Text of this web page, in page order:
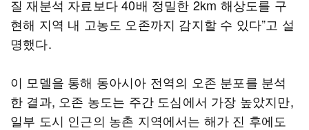
질 재분석 자료보다 40배 정밀한 2km 해상도를 구
현해 지역 내 고농도 오존까지 감지할 수 있다”고 설
명했다.
이 모델을 통해 동아시아 전역의 오존 분포를 분석
한 결과, 오존 농도는 주간 도심에서 가장 높았지만,
일부 도시 인근의 농촌 지역에서는 해가 진 후에도